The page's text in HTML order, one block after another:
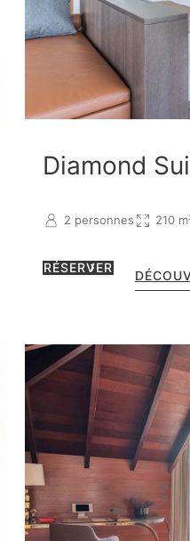
Diamond
2 personnes 210
RÉSERVER